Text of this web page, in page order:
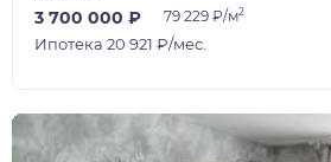
3 700 000 ₽
79 229 ₽/м2
Ипотека 20 921 ₽/мес.